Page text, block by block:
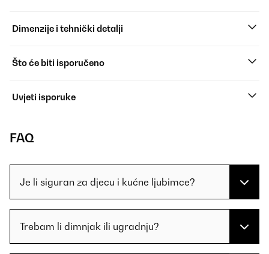
Dimenzije i tehnički detalji
Što će biti isporučeno
Uvjeti isporuke
FAQ
Je li siguran za djecu i kućne ljubimce?
Trebam li dimnjak ili ugradnju?